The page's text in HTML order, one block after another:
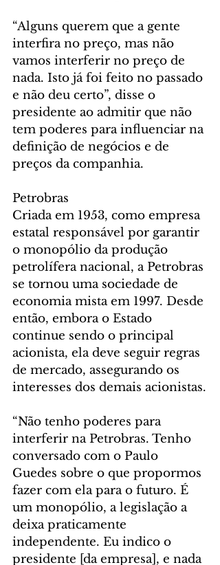
“Alguns querem que a gente
interfira no preço, mas não
vamos interferir no preço de
nada. Isto já foi feito no passado
e não deu certo”, disse o
presidente ao admitir que não
tem poderes para influenciar na
definição de negócios e de
preços da companhia.
Petrobras
Criada em 1953, como empresa
estatal responsável por garantir
o monopólio da produção
petrolífera nacional, a Petrobras
se tornou uma sociedade de
economia mista em 1997. Desde
então, embora o Estado
continue sendo o principal
acionista, ela deve seguir regras
de mercado, assegurando os
interesses dos demais acionistas.
“Não tenho poderes para
interferir na Petrobras. Tenho
conversado com o Paulo
Guedes sobre o que propormos
fazer com ela para o futuro. É
um monopólio, a legislação a
deixa praticamente
independente. Eu indico o
presidente [da empresa], e nada